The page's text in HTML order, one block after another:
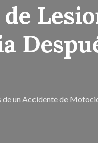
de un Accidente de